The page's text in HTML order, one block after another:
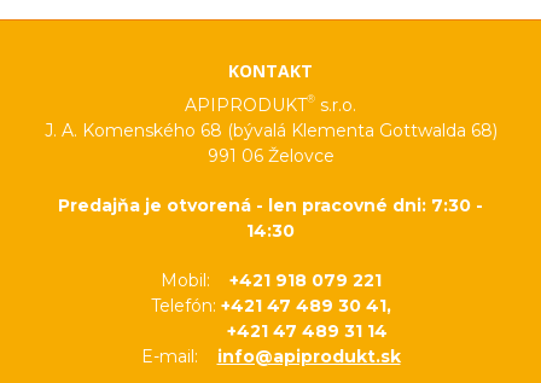
KONTAKT
APIPRODUKT® s.r.o.
J. A. Komenského 68 (bývalá Klementa Gottwalda 68)
991 06 Želovce
Predajňa je otvorená - len pracovné dni: 7:30 -
14:30
Mobil: +421 918 079 221
Telefón: +421 47 489 30 41,
+421 47 489 31 14
E-mail: info@apiprodukt.sk